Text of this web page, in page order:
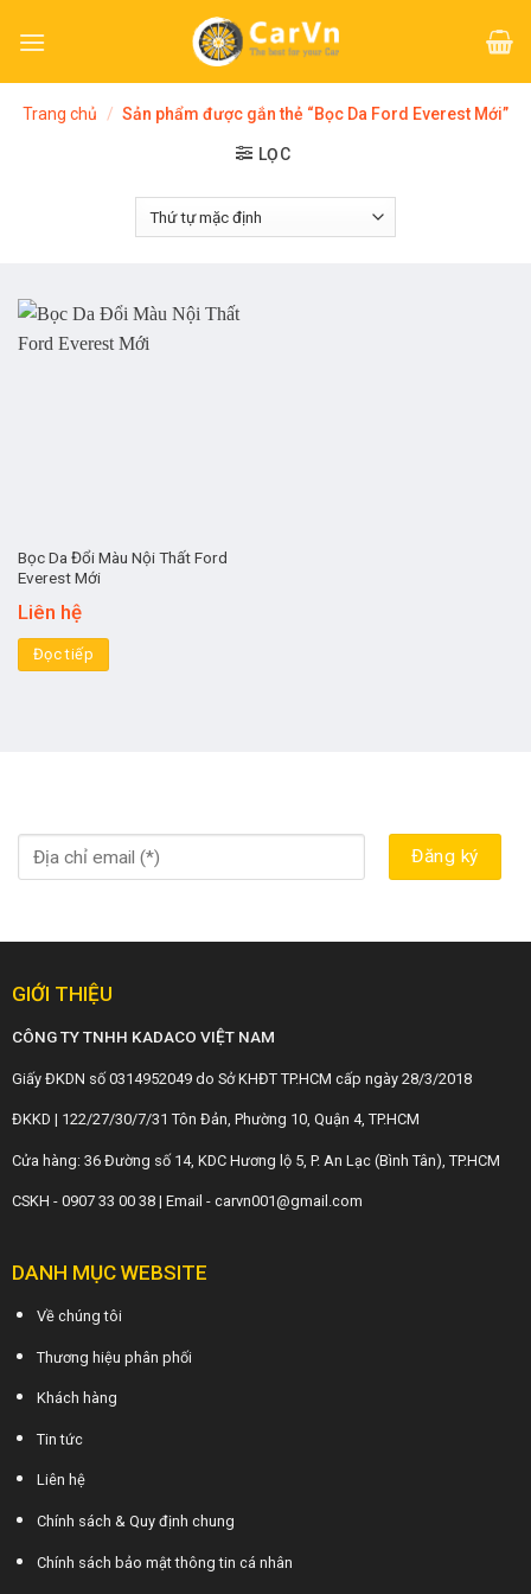
Trang chủ / Sản phẩm được gắn thẻ “Bọc Da Ford Everest Mới”
LỌC
Bọc Da Đổi Màu Nội Thất Ford
Everest Mới
Liên hệ
Đọc tiếp
GIỚI THIỆU
CÔNG TY TNHH KADACO VIỆT NAM
Giấy ĐKDN số 0314952049 do Sở KHĐT TP.HCM cấp ngày 28/3/2018
ĐKKD | 122/27/30/7/31 Tôn Đản, Phường 10, Quận 4, TP.HCM
Cửa hàng: 36 Đường số 14, KDC Hương lộ 5, P. An Lạc (Bình Tân), TP.HCM
CSKH - 0907 33 00 38 | Email - carvn001@gmail.com
DANH MỤC WEBSITE
Về chúng tôi
Thương hiệu phân phối
Khách hàng
Tin tức
Liên hệ
Chính sách & Quy định chung
Chính sách bảo mật thông tin cá nhân